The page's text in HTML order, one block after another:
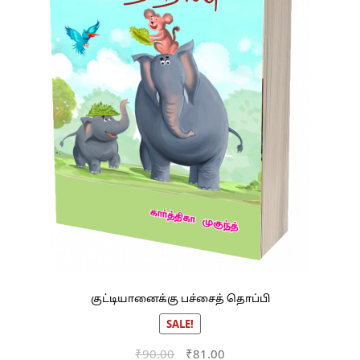
குட்டியானைக்கு பச்சைத் தொப்பி
SALE!
₹90.00
Original
₹81.00Current